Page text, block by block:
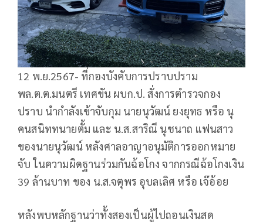
12 พ.ย.2567- ที่กองบังคับการปราบปราม
พล.ต.ต.มนตรี เทศขัน ผบก.ป. สั่งการตำรวจกอง
ปราบ นำกำลังเข้าจับกุม นายนุวัฒน์ ยงยุทธ หรือ นุ
คนสนิททนายตั้ม และ น.ส.สาริณี นุชนาถ แฟนสาว
ของนายนุวัฒน์ หลังศาลอาญาอนุมัติการออกหมาย
จับ ในความผิดฐานร่วมกันฉ้อโกง จากกรณีฉ้อโกงเงิน
39 ล้านบาท ของ น.ส.จตุพร อุบลเลิศ หรือ เจ๊อ้อย
หลังพบหลักฐานว่าทั้งสองเป็นผู้ไปถอนเงินสด